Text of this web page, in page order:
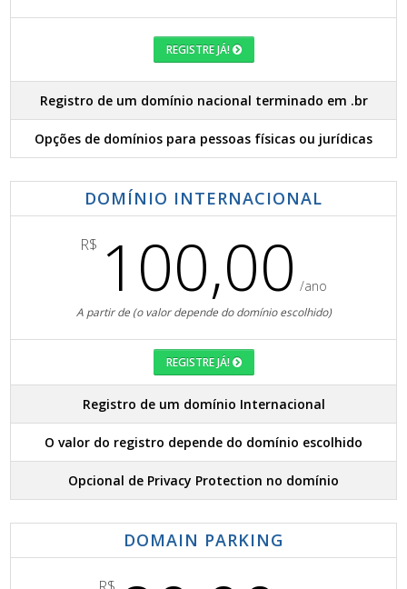
REGISTRE JÁ!
Registro de um domínio nacional terminado em .br
Opções de domínios para pessoas físicas ou jurídicas
DOMÍNIO INTERNACIONAL
R$ 100,00 /ano
A partir de (o valor depende do domínio escolhido)
REGISTRE JÁ!
Registro de um domínio Internacional
O valor do registro depende do domínio escolhido
Opcional de Privacy Protection no domínio
DOMAIN PARKING